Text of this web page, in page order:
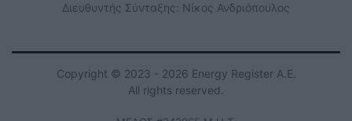
Διευθυντής Σύνταξης: Νίκος Ανδριόπουλος
Copyright © 2023 - 2026 Energy Register Α.Ε.
All rights reserved.